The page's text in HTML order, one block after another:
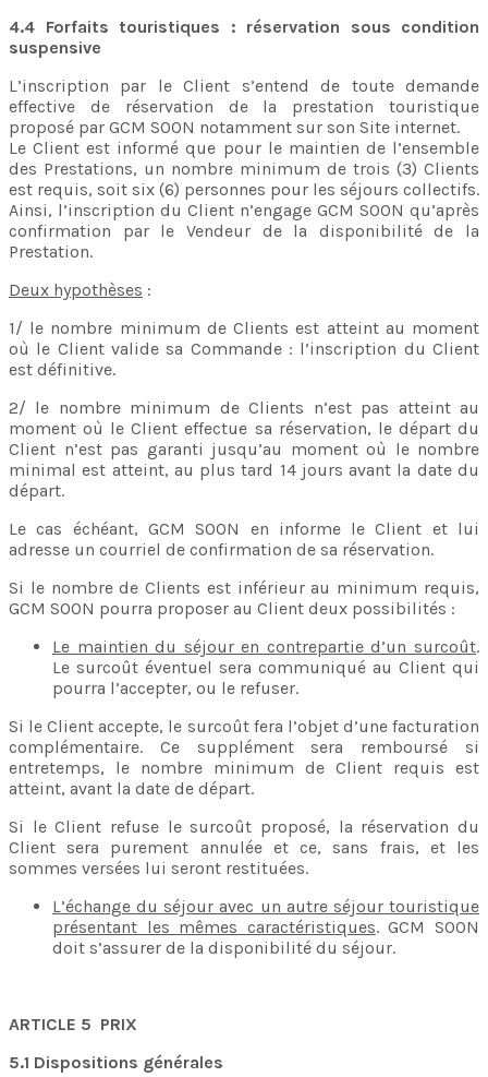
4.4 Forfaits touristiques : réservation sous condition
suspensive
L’inscription par le Client s’entend de toute demande
effective de réservation de la prestation touristique
proposé par GCM SOON notamment sur son Site internet.
Le Client est informé que pour le maintien de l’ensemble
des Prestations, un nombre minimum de trois (3) Clients
est requis, soit six (6) personnes pour les séjours collectifs.
Ainsi, l’inscription du Client n’engage GCM SOON qu’après
confirmation par le Vendeur de la disponibilité de la
Prestation.
Deux hypothèses :
1/ le nombre minimum de Clients est atteint au moment
où le Client valide sa Commande : l’inscription du Client
est définitive.
2/ le nombre minimum de Clients n’est pas atteint au
moment où le Client effectue sa réservation, le départ du
Client n’est pas garanti jusqu’au moment où le nombre
minimal est atteint, au plus tard 14 jours avant la date du
départ.
Le cas échéant, GCM SOON en informe le Client et lui
adresse un courriel de confirmation de sa réservation.
Si le nombre de Clients est inférieur au minimum requis,
GCM SOON pourra proposer au Client deux possibilités :
Le maintien du séjour en contrepartie d’un surcoût.
Le surcoût éventuel sera communiqué au Client qui
pourra l’accepter, ou le refuser.
Si le Client accepte, le surcoût fera l’objet d’une facturation
complémentaire. Ce supplément sera remboursé si
entretemps, le nombre minimum de Client requis est
atteint, avant la date de départ.
Si le Client refuse le surcoût proposé, la réservation du
Client sera purement annulée et ce, sans frais, et les
sommes versées lui seront restituées.
L’échange du séjour avec un autre séjour touristique
présentant les mêmes caractéristiques. GCM SOON
doit s’assurer de la disponibilité du séjour.
ARTICLE 5 PRIX
5.1 Dispositions générales